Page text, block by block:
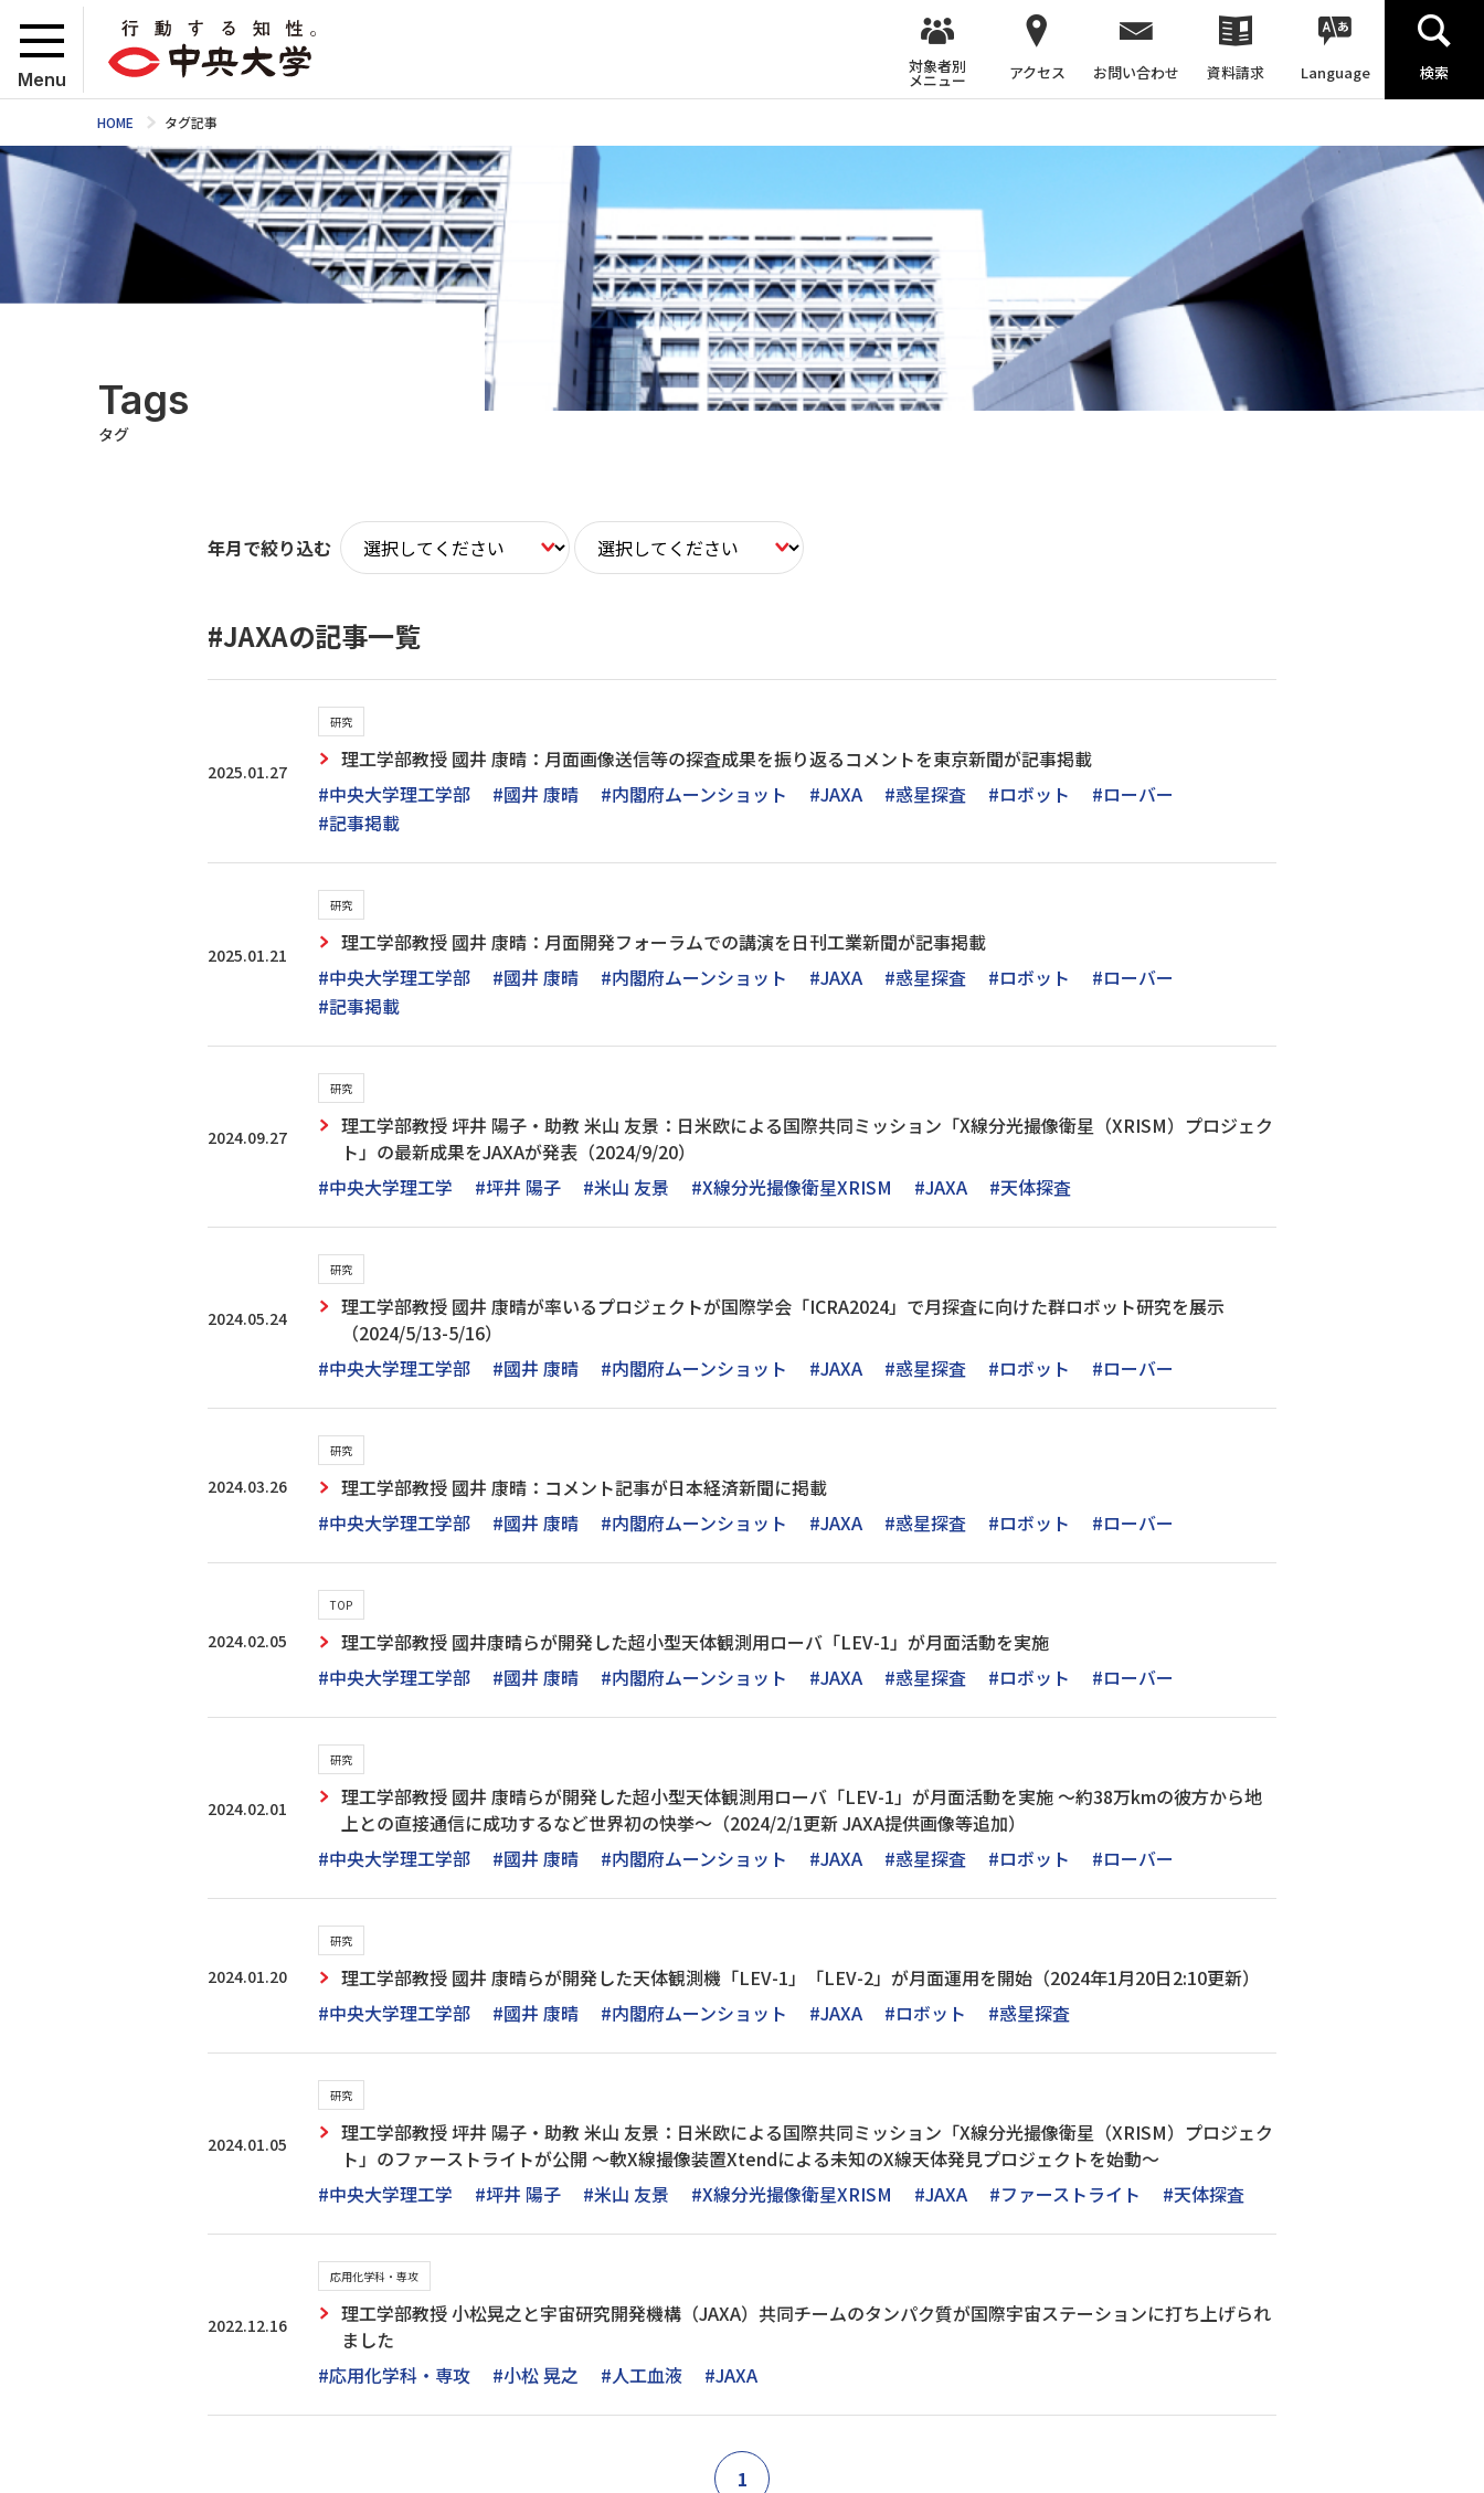
Menu
対象者別
メニュー アクセス お問い合わせ 資料請求 Language 検索
HOME タグ記事
Tags
タグ
年月で絞り込む
#JAXAの記事一覧
2025.01.27
研究
理工学部教授 國井 康晴：月面画像送信等の探査成果を振り返るコメントを東京新聞が記事掲載
#中央大学理工学部
#國井 康晴 #内閣府ムーンショット #JAXA #惑星探査 #ロボット
#ローバー
#記事掲載
2025.01.21
研究
理工学部教授 國井 康晴：月面開発フォーラムでの講演を日刊工業新聞が記事掲載
#中央大学理工学部
#國井 康晴 #内閣府ムーンショット #JAXA #惑星探査 #ロボット
#ローバー
#記事掲載
2024.09.27
研究
理工学部教授 坪井 陽子・助教 米山 友景：日米欧による国際共同ミッション「X線分光撮像衛星（XRISM）プロジェク
ト」の最新成果をJAXAが発表（2024/9/20）
#中央大学理工学
#坪井 陽子 #米山 友景 #X線分光撮像衛星XRISM #JAXA #天体探査
2024.05.24
研究
理工学部教授 國井 康晴が率いるプロジェクトが国際学会「ICRA2024」で月探査に向けた群ロボット研究を展示
（2024/5/13-5/16）
#中央大学理工学部
#國井 康晴 #内閣府ムーンショット #JAXA #惑星探査 #ロボット #ローバー
2024.03.26
研究
理工学部教授 國井 康晴：コメント記事が日本経済新聞に掲載
#中央大学理工学部
#國井 康晴 #内閣府ムーンショット #JAXA #惑星探査 #ロボット #ローバー
2024.02.05
TOP
理工学部教授 國井康晴らが開発した超小型天体観測用ローバ「LEV-1」が月面活動を実施
#中央大学理工学部
#國井 康晴 #内閣府ムーンショット #JAXA #惑星探査 #ロボット #ローバー
2024.02.01
研究
理工学部教授 國井 康晴らが開発した超小型天体観測用ローバ「LEV-1」が月面活動を実施 ～約38万kmの彼方から地
上との直接通信に成功するなど世界初の快挙～（2024/2/1更新 JAXA提供画像等追加）
#中央大学理工学部
#國井 康晴 #内閣府ムーンショット #JAXA #惑星探査 #ロボット #ローバー
2024.01.20
研究
理工学部教授 國井 康晴らが開発した天体観測機「LEV-1」「LEV-2」が月面運用を開始（2024年1月20日2:10更新）
#中央大学理工学部
#國井 康晴 #内閣府ムーンショット #JAXA #ロボット #惑星探査
2024.01.05
研究
理工学部教授 坪井 陽子・助教 米山 友景：日米欧による国際共同ミッション「X線分光撮像衛星（XRISM）プロジェク
ト」のファーストライトが公開 ～軟X線撮像装置Xtendによる未知のX線天体発見プロジェクトを始動～
#中央大学理工学
#坪井 陽子 #米山 友景 #X線分光撮像衛星XRISM #JAXA #ファーストライト #天体探査
2022.12.16
応用化学科・専攻
理工学部教授 小松晃之と宇宙研究開発機構（JAXA）共同チームのタンパク質が国際宇宙ステーションに打ち上げられ
ました
#応用化学科・専攻
#小松 晃之 #人工血液 #JAXA
1